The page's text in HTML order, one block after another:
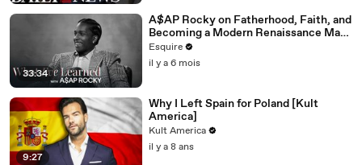
33:34
A$AP Rocky on Fatherhood, Faith, and
Becoming a Modern Renaissance Man |
What I’ve Learned | Esquire
Esquire
il y a 6 mois
9:27
Why I Left Spain for Poland [Kult
America]
Kult America
il y a 8 ans